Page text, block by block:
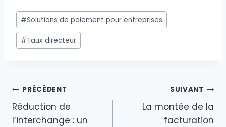
k
e
dI
c
e
b
k
itt
er
Étiquettes
de
la
#Solutions de paiement pour entreprises
#Taux directeur
Navigation
de
PRÉCÉDENT
Réduction de
l’interchange : un
SUIVANT
La montée de la
facturation